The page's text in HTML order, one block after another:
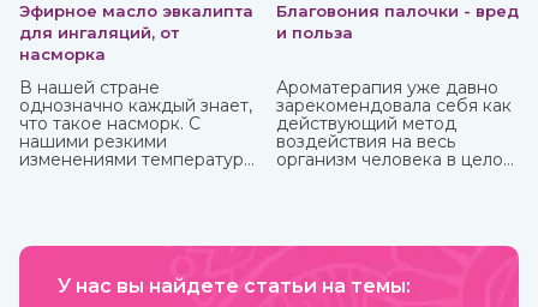
Эфирное масло эвкалипта
для ингаляций, от
насморка
В нашей стране
однозначно каждый знает,
что такое насморк. С
нашими резкими
изменениями температуры,
выздоравливающие вновь
продолжаться до
Благовония палочки - вред
и польза
Ароматерапия уже давно
зарекомендовала себя как
действующий метод
воздействия на весь
организм человека в целом:
ароматерапии, бывают
разные составы.
У нас вы найдете статьи на темы: